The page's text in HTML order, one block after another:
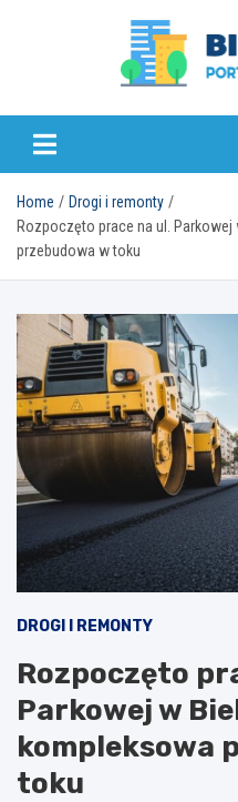
Home
Drogi i remonty
Rozpoczęto prace na ul.
przebudowa w toku
DROGI I REMONTY
Rozpoczęto
Parkowej w
kompleksowa
toku